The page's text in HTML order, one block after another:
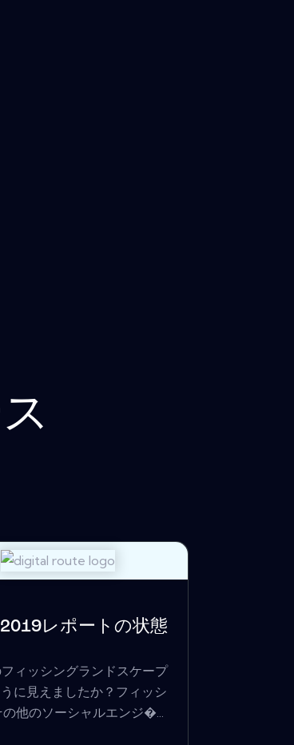
レポートの状態
ィッシングランドスケープ
に見えましたか？フィッシ
の他のソーシャルエンジ�...